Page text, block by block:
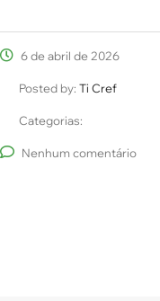
6 de abril de 2026
Posted by: Ti Cref
Categorias:
Nenhum comentário